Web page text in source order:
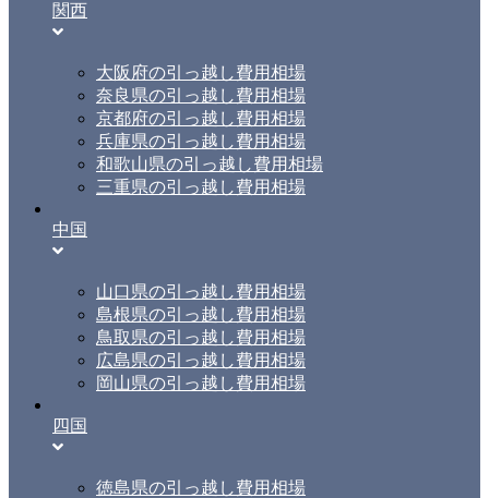
関西
大阪府の引っ越し費用相場
奈良県の引っ越し費用相場
京都府の引っ越し費用相場
兵庫県の引っ越し費用相場
和歌山県の引っ越し費用相場
三重県の引っ越し費用相場
中国
山口県の引っ越し費用相場
島根県の引っ越し費用相場
鳥取県の引っ越し費用相場
広島県の引っ越し費用相場
岡山県の引っ越し費用相場
四国
徳島県の引っ越し費用相場